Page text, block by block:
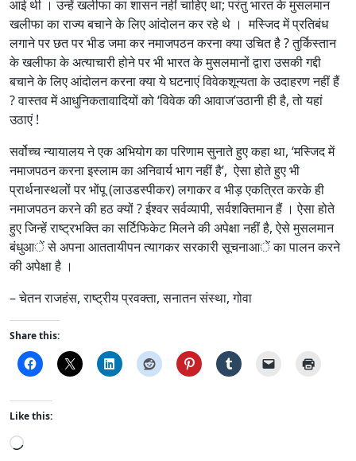
आई थी । उन्हें खलीफा का शासन नहीं चाहिए था; परंतु भारत के मुसलमान
खलीफा का राज्य बचाने के लिए आंदोलन कर रहे थे । मस्जिद में प्रतिबंध
लगाने पर छत पर भीड जमा कर नमाजपठन करना क्या उचित है ? तुर्किस्तान
के खलीफा के अत्याचारी होने पर भी भारत के मुसलमानों द्वारा उसकी गद्दी
बचाने के लिए आंदोलन करना क्या ये घटनाएं विवेकशून्यता के उदाहरण नहीं हैं
? वास्तव में आधुनिकतावादियों को ‘विवेक की आवाज’उठानी ही है, तो यहां
उठाएं !
सर्वोच्च न्यायालय ने एक अभियोग का परिणाम सुनाते हुए कहा था, ‘मस्जिद में
नमाजपठन करना इस्लाम का अनिवार्य भाग नहीं है’, ऐसा होते हुए भी
प्रार्थनास्थलों पर भोंपू (लाउडस्पीकर) लगाकर व भीड़ एकत्रित करके ही
नमाजपठन करने की हठ क्यों ? ईश्‍वर सर्वव्यापी, सर्वशक्तिमान हैं । ऐसा होते
हुए जिन्हें राष्ट्रभक्ति का सर्टिफिकेट मिलने की अपेक्षा नहीं है, ऐसे मुसलमान
बंधुआें से अपना आततायीपन त्यागकर सरकारी सूचनाआें का पालन करने
की अपेक्षा है ।
– चेतन राजहंस, राष्ट्रीय प्रवक्ता, सनातन संस्था, गोवा
Share this:
Like this:
L